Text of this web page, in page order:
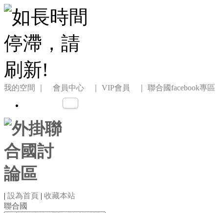
我的空間 ｜ 會員中心 ｜ VIP會員 ｜ 聯合國facebook專區
| 設為首頁 | 收藏本站
聯合國